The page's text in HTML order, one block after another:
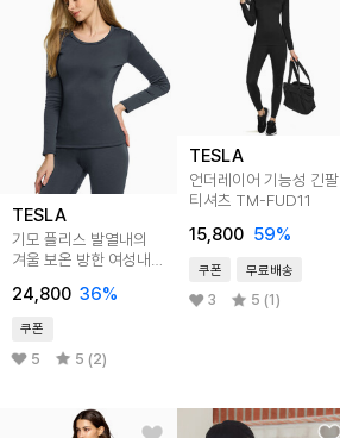
TESLA
기모 플리스 발열내의
겨울 보온 방한 여성내복
24,800 36%
쿠폰
5 5 (2)
TESLA
언더레이어 기능성 긴팔
티셔츠 TM-FUD11
15,800 59%
쿠폰 무료배송
3 5 (1)